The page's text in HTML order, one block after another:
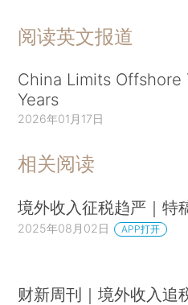
阅读英文报道
China Limits
Years
2026年01月17日
相关阅读
境外收入征税趋严｜特
2025年08月02日 APP打开
财新周刊｜境外收入追